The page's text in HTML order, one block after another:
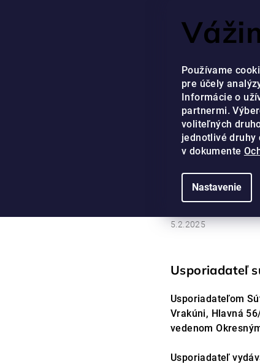
Používame
pre účely
Informácie o
partnermi.
voliteľných
jednotlivé druhy
v dokumente
Nastavenie
NÁŠ
SÚŤAŽ S OLIVAL - PRAVIDLÁ
5.2.2025
Usporiadateľ
Usporiadateľom
Vrakúni, Hlavná
vedenom
Usporiadateľ